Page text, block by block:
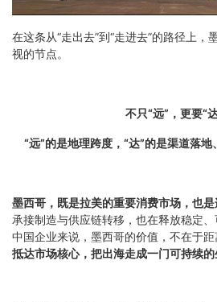
在这条从“走出去”到“走进去”的路径上，
视的节点。
不只“远”，更要“达
“远”的是地理跨度，“达”的是渠道落地
墨西哥，既是拉美的重要消费市场，也
承接制造与供应链转移，也在释放稳定
中国企业来说，墨西哥的价值，不在于距
抵达市场核心，把出海走成一门可持续的